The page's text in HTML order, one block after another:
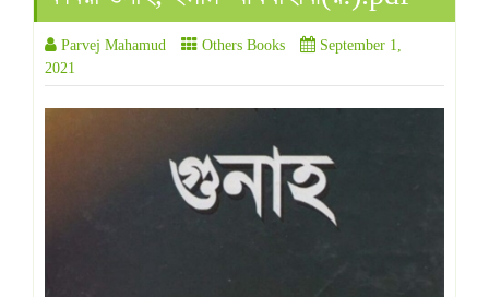
Parvej Mahamud Others Books
September 1,
2021